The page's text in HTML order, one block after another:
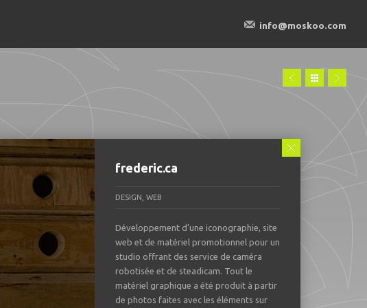
frederic.ca
DESIGN, WEB
Développement d’une iconographie, site
web et de matériel promotionnel pour un
studio offrant des service de caméra
robotisée et de steadicam. Tout le
matériel graphique a été produit à partir
de photos faites avec les éléments sur
info@moskoo.com